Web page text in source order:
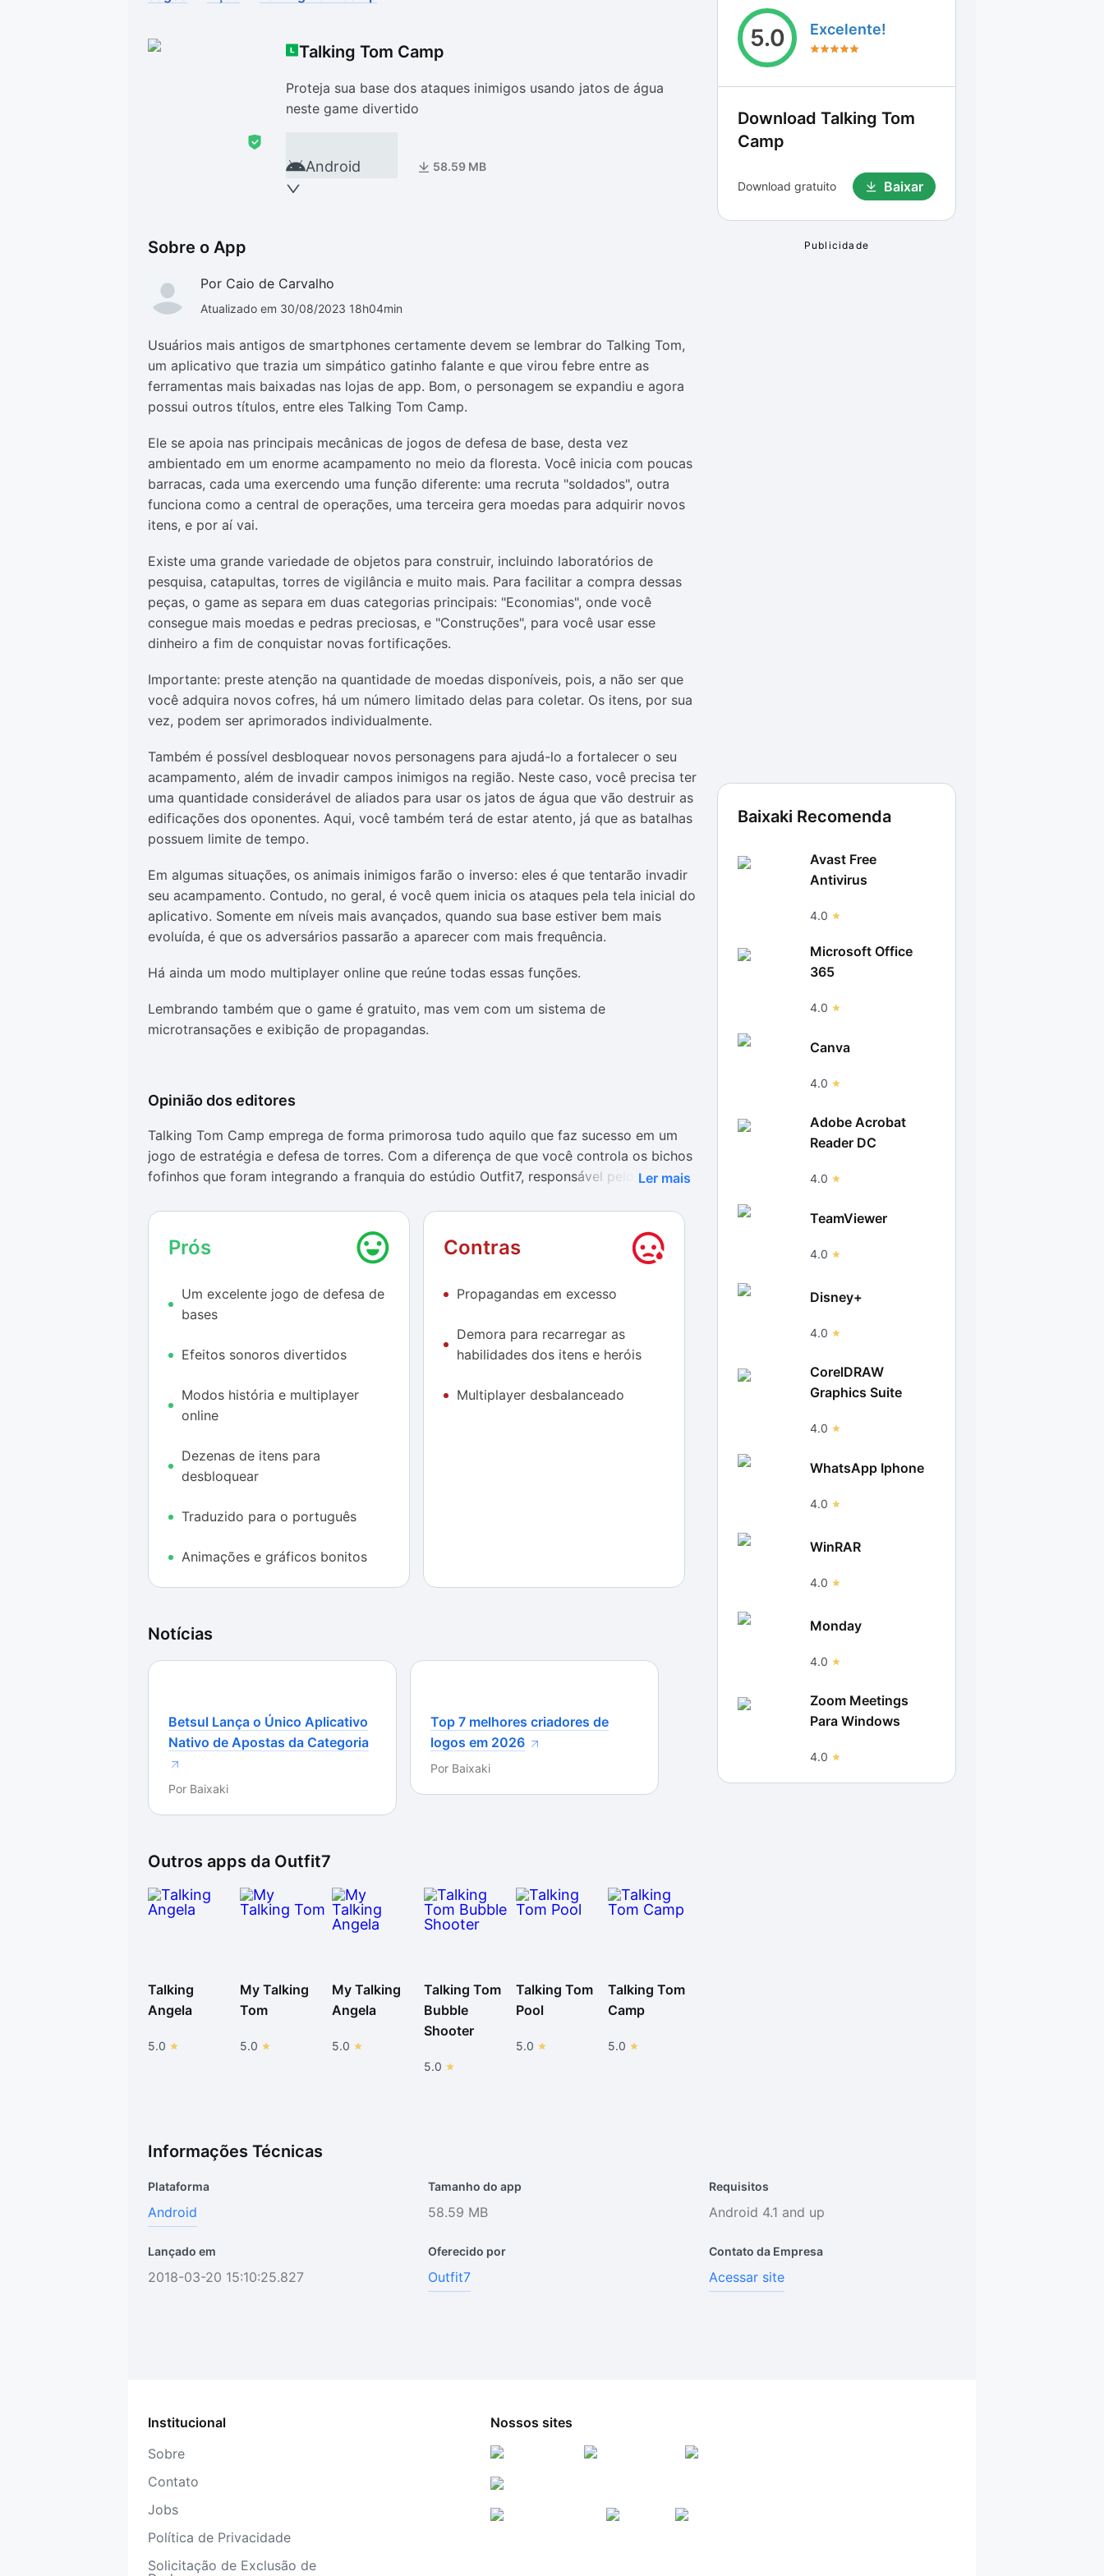
Talking Tom Camp
Proteja sua base dos ataques inimigos usando jatos de água
neste game divertido
Android 58.59 MB
Sobre o App
Por Caio de Carvalho
Atualizado em 30/08/2023 18h04min
Usuários mais antigos de smartphones certamente devem se lembrar do Talking Tom,
um aplicativo que trazia um simpático gatinho falante e que virou febre entre as
ferramentas mais baixadas nas lojas de app. Bom, o personagem se expandiu e agora
possui outros títulos, entre eles Talking Tom Camp.
Ele se apoia nas principais mecânicas de jogos de defesa de base, desta vez
ambientado em um enorme acampamento no meio da floresta. Você inicia com poucas
barracas, cada uma exercendo uma função diferente: uma recruta "soldados", outra
funciona como a central de operações, uma terceira gera moedas para adquirir novos
itens, e por aí vai.
Existe uma grande variedade de objetos para construir, incluindo laboratórios de
pesquisa, catapultas, torres de vigilância e muito mais. Para facilitar a compra dessas
peças, o game as separa em duas categorias principais: "Economias", onde você
consegue mais moedas e pedras preciosas, e "Construções", para você usar esse
dinheiro a fim de conquistar novas fortificações.
Importante: preste atenção na quantidade de moedas disponíveis, pois, a não ser que
você adquira novos cofres, há um número limitado delas para coletar. Os itens, por sua
vez, podem ser aprimorados individualmente.
Também é possível desbloquear novos personagens para ajudá-lo a fortalecer o seu
acampamento, além de invadir campos inimigos na região. Neste caso, você precisa ter
uma quantidade considerável de aliados para usar os jatos de água que vão destruir as
edificações dos oponentes. Aqui, você também terá de estar atento, já que as batalhas
possuem limite de tempo.
Em algumas situações, os animais inimigos farão o inverso: eles é que tentarão invadir
seu acampamento. Contudo, no geral, é você quem inicia os ataques pela tela inicial do
aplicativo. Somente em níveis mais avançados, quando sua base estiver bem mais
evoluída, é que os adversários passarão a aparecer com mais frequência.
Há ainda um modo multiplayer online que reúne todas essas funções.
Lembrando também que o game é gratuito, mas vem com um sistema de
microtransações e exibição de propagandas.
Opinião dos editores
Talking Tom Camp emprega de forma primorosa tudo aquilo que faz sucesso em um
jogo de estratégia e defesa de torres. Com a diferença de que você controla os bichos
fofinhos que foram integrando a franquia do estúdio Outfit7, responsável pelo
A graça do game é justamente você montar seu acampamento à sua maneira. Depois,
basta ir recrutando novos aliados para monitorar os perímetros da área, enquanto
em ótimos gráficos animados e efeitos sonoros divertidos, algo característico do
Talking Tom original.
Por outro lado, o título traz duas características de impacto negativo no gameplay. A
se recuperar — alguns precisam de até 7 horas para voltar à ativa —, e os demais itens
também levam quase um dia todo para serem utilizados novamente. A segunda são os
ou início de uma nova ação.
em consideração o nível atual dos jogadores. Na prática, isso significa que, se você
Ler mais
Prós
Um excelente jogo de defesa de
bases
Efeitos sonoros divertidos
Modos história e multiplayer
online
Dezenas de itens para
desbloquear
Traduzido para o português
Animações e gráficos bonitos
Contras
Propagandas em excesso
Demora para recarregar as
habilidades dos itens e heróis
Multiplayer desbalanceado
Notícias
Betsul Lança o Único Aplicativo
Nativo de Apostas da Categoria
Por Baixaki
Top 7 melhores criadores de
logos em 2026
Por Baixaki
Outros apps da Outfit7
Talking
Angela
5.0
My Talking
Tom
5.0
My Talking
Angela
5.0
Talking Tom
Bubble
Shooter
5.0
Talking Tom
Pool
5.0
Talking Tom
Camp
5.0
5.0 Excelente!
Download Talking Tom
Camp
Download gratuito Baixar
Baixaki Recomenda
Avast Free
Antivirus
4.0
Microsoft Office
365
4.0
Canva
4.0
Adobe Acrobat
Reader DC
4.0
TeamViewer
4.0
Disney+
4.0
CorelDRAW
Graphics Suite
4.0
WhatsApp Iphone
4.0
WinRAR
4.0
Monday
4.0
Zoom Meetings
Para Windows
4.0
Informações Técnicas
Plataforma
Android
Tamanho do app
58.59 MB
Requisitos
Android 4.1 and up
Lançado em
2018-03-20 15:10:25.827
Oferecido por
Outfit7
Contato da Empresa
Acessar site
Institucional
Sobre
Contato
Jobs
Política de Privacidade
Solicitação de Exclusão de
Nossos sites